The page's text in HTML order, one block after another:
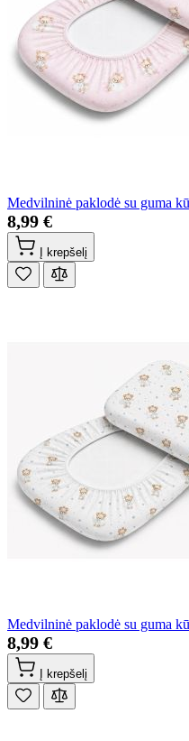
Medvilninė paklodė su guma
8,99 €
Į krepšelį
Medvilninė paklodė su guma
8,99 €
Į krepšelį